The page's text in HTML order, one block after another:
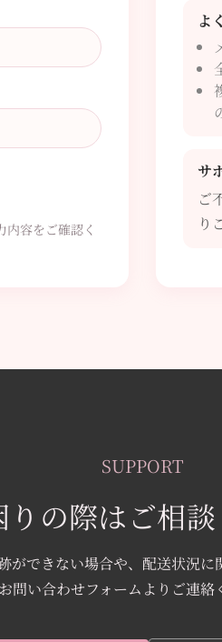
容をご確認く
よ
サ
ご
り
SUPPORT
りの際はご相
ができない場合や、配送状況に
お問い合わせフォームよりご連絡